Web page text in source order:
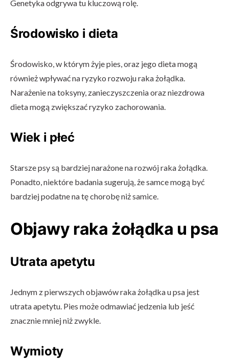
Genetyka odgrywa tu kluczową rolę.
Środowisko i dieta
Środowisko, w którym żyje pies, oraz jego dieta mogą
również wpływać na ryzyko rozwoju raka żołądka.
Narażenie na toksyny, zanieczyszczenia oraz niezdrowa
dieta mogą zwiększać ryzyko zachorowania.
Wiek i płeć
Starsze psy są bardziej narażone na rozwój raka żołądka.
Ponadto, niektóre badania sugerują, że samce mogą być
bardziej podatne na tę chorobę niż samice.
Objawy raka żołądka u psa
Utrata apetytu
Jednym z pierwszych objawów raka żołądka u psa jest
utrata apetytu. Pies może odmawiać jedzenia lub jeść
znacznie mniej niż zwykle.
Wymioty